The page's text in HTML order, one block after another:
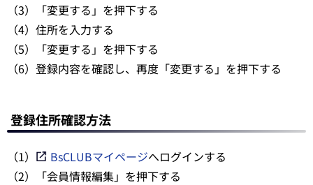
（3）「変更する」を押下する
（4）住所を入力する
（5）「変更する」を押下する
（6）登録内容を確認し、再度「変更する」を押下する
登録住所確認方法
（1） BsCLUBマイページへログインする
（2）「会員情報編集」を押下する